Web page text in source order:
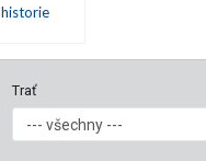
historie
Trať